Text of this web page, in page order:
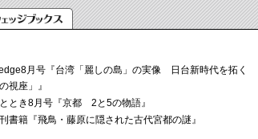
月号『台湾「麗しの島」の実像 日台新時代を拓く「3
視座」』
とき8月号『京都 2と5の物語』
書籍『飛鳥・藤原に隠された古代宮都の謎』